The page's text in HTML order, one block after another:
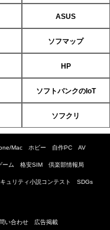
ASUS
ソフマップ
HP
ソフトバンクのIoT
ソフクリ
Mac ホビー 自作PC AV
ーム 格安SIM 倶楽部情報局
ュリティ小説コンテスト SDGs
い合わせ 広告掲載